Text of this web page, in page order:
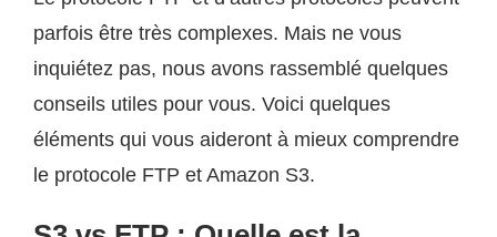
parfois être très complexes. Mais ne vous
inquiétez pas, nous avons rassemblé quelques
conseils utiles pour vous. Voici quelques
éléments qui vous aideront à mieux comprendre
le protocole FTP et Amazon S3.